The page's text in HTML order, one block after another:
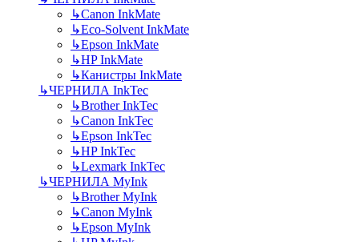
↳Canon InkMate
↳Eco-Solvent InkMate
↳Epson InkMate
↳HP InkMate
↳Канистры InkMate
↳ЧЕРНИЛА InkTec
↳Brother InkTec
↳Canon InkTec
↳Epson InkTec
↳HP InkTec
↳Lexmark InkTec
↳ЧЕРНИЛА MyInk
↳Brother MyInk
↳Canon MyInk
↳Epson MyInk